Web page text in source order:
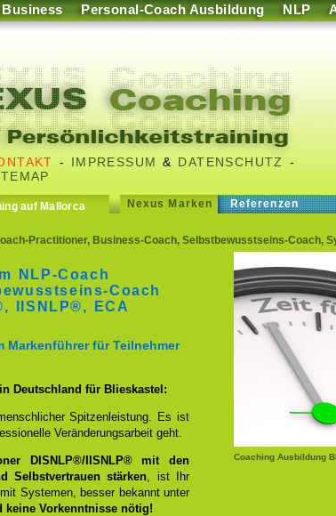
Business Personal-Coach Ausbildung NLP
- IMPRESSUM & DATENSCHUTZ
-
auf Mallorca Nexus Marken Referenzen
Practitioner, Business-Coach, Selbstbewusstseins-Coach,
Coaching Ausbildung
NLP-Coach
Coach
IISNLP®, ECA
für Teilnehmer
Deutschland für Blieskastel:
Spitzenleistung. Es ist
Veränderungsarbeit geht.
DISNLP®/IISNLP® mit den
Selbstvertrauen stärken, ist Ihr
Systemen, besser bekannt unter
keine Vorkenntnisse nötig!